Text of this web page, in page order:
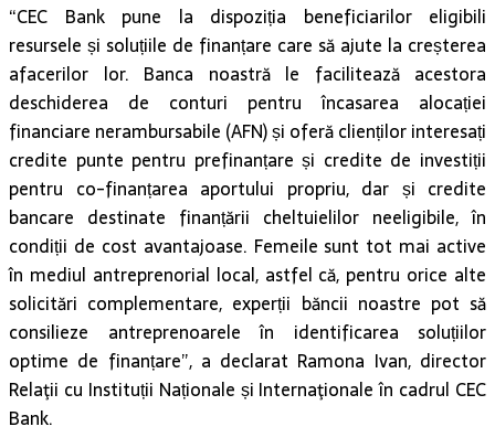
“CEC Bank pune la dispoziția beneficiarilor eligibili
resursele și soluțiile de finanțare care să ajute la creșterea
afacerilor lor. Banca noastră le facilitează acestora
deschiderea de conturi pentru încasarea alocației
financiare nerambursabile (AFN) și oferă clienților interesați
credite punte pentru prefinanțare și credite de investiții
pentru co-finanțarea aportului propriu, dar și credite
bancare destinate finanțării cheltuielilor neeligibile, în
condiții de cost avantajoase. Femeile sunt tot mai active
în mediul antreprenorial local, astfel că, pentru orice alte
solicitări complementare, experții băncii noastre pot să
consilieze antreprenoarele în identificarea soluțiilor
optime de finanțare”, a declarat Ramona Ivan, director
Relaţii cu Instituții Naționale și Internaţionale în cadrul CEC
Bank.